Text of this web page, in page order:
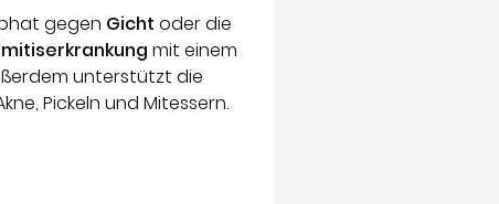
gegen Gicht oder die
mit einem
unterstützt die
Pickeln und Mitessern.